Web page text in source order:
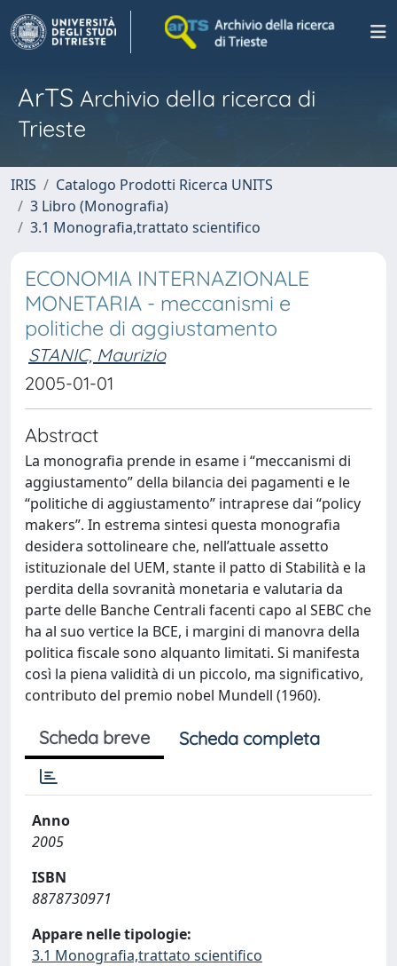
ArTS Archivio della ricerca di
Trieste
IRIS
Catalogo Prodotti Ricerca UNITS
3 Libro (Monografia)
3.1 Monografia,trattato scientifico
ECONOMIA INTERNAZIONALE
MONETARIA - meccanismi e
politiche di aggiustamento
STANIC, Maurizio
2005-01-01
Abstract
La monografia prende in esame i “meccanismi di
aggiustamento” della bilancia dei pagamenti e le
“politiche di aggiustamento” intraprese dai “policy
makers”. In estrema sintesi questa monografia
desidera sottolineare che, nell’attuale assetto
istituzionale del UEM, stante il patto di Stabilità e la
perdita della sovranità monetaria e valutaria da
parte delle Banche Centrali facenti capo al SEBC che
ha al suo vertice la BCE, i margini di manovra della
politica fiscale sono alquanto limitati. Si manifesta
così la piena validità di un piccolo, ma significativo,
contributo del premio nobel Mundell (1960).
Scheda breve Scheda completa
Anno
2005
ISBN
8878730971
Appare nelle tipologie:
3.1 Monografia,trattato scientifico